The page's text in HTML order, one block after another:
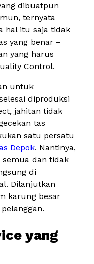
dibuatpun
ternyata
hal itu saja tidak
yang benar –
yang harus
Control.
untuk
diproduksi
jahitan tidak
tas
satu persatu
Depok. Nantinya,
dan tidak
di
Dilanjutkan
karung besar
yang